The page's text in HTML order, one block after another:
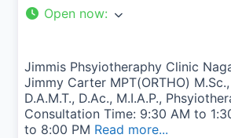
Open now:
Jimmis Phsyiotheraphy Clinic
Jimmy Carter MPT(ORTHO) M.Sc.,
D.A.M.T., D.Ac., M.I.A.P.,
Consultation Time: 9:30 AM to
to 8:00 PM Read more...